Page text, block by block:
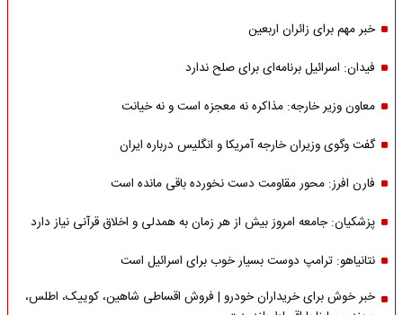
خبر مهم برای زائران اربعین
فیدان: اسرائیل برنامه‌ای برای صلح ندارد
معاون وزیر خارجه: مذاکره نه معجزه است و نه خیانت
گفت وگوی وزیران خارجه آمریکا و انگلیس درباره ایران
فارن افرز: محور مقاومت دست نخورده باقی مانده است
پزشکیان: جامعه امروز بیش از هر زمان به همدلی و اخلاق قرآنی نیاز دارد
نتانیاهو: ترامپ دوست بسیار خوب برای اسرائیل است
خبر خوش برای خریداران خودرو | فروش اقساطی شاهین، کوییک، اطلس،